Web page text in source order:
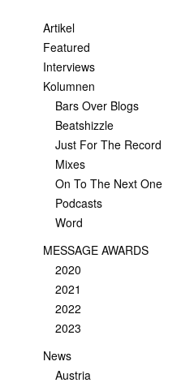
Artikel
Featured
Interviews
Kolumnen
Bars Over Blogs
Beatshizzle
Just For The Record
Mixes
On To The Next One
Podcasts
Word
MESSAGE AWARDS
2020
2021
2022
2023
News
Austria